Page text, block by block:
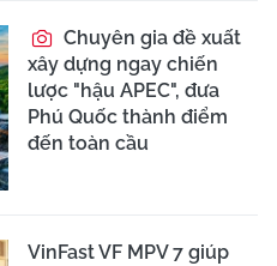
Chuyên gia đề xuất
xây dựng ngay chiến
lược "hậu APEC", đưa
Phú Quốc thành điểm
đến toàn cầu
VinFast VF MPV 7 giúp